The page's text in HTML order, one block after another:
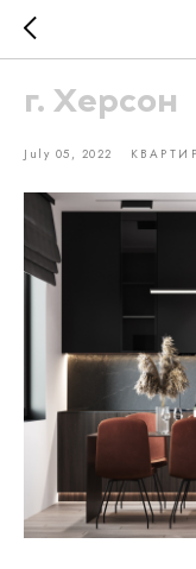
г. Херсон
July 05, 2022